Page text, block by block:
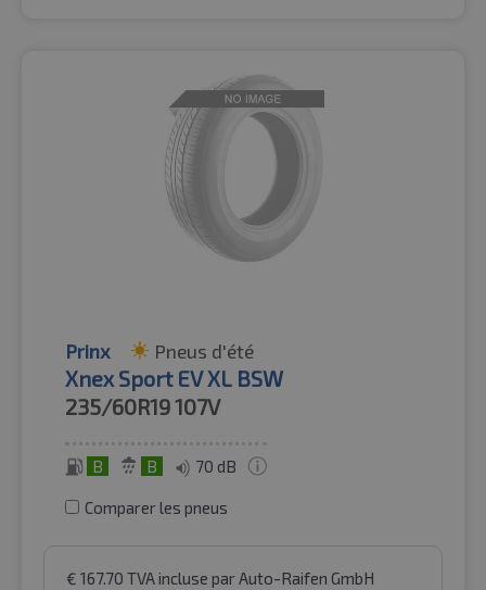
Prinx Pneus d'été
Xnex Sport EV XL BSW
235/60R19107V
B B 70 dB
Comparer les pneus
€ 167.70 TVA incluse par Auto-Raifen GmbH